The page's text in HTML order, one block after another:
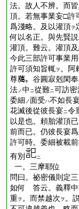
法。故人不辨。而
頂。若無事業妄□許
爲淺略。及以灌頂ヲ
何以名正。與先賢
灌頂。難云。灌頂
今此三部許可事業
許可須知旨輒ヲ 。阿
尊﨟。谷圓寂剋閑
法ノ中ニ從難ニ可訪密
委細 ノ面受ハ不如長
花滅後從彼長宴ニ令
以是也。頼胎灌頂已
前而已。仍彼長宴
許可時。委細被載
有別
ニ
一。三摩耶位
問曰。祕密儀則定
如何 答云。義釋中
重ヲ 。而禁越次 ヲ 。